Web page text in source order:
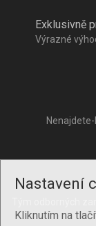
Nastavení
Kliknutím na
Exklusivně
Výrazné